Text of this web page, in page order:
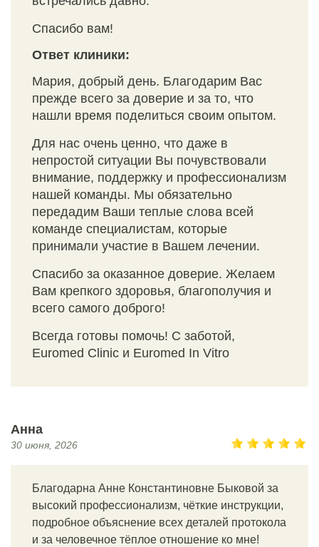
Спасибо вам!
Ответ клиники:
Мария, добрый день. Благодарим Вас
прежде всего за доверие и за то, что
нашли время поделиться своим опытом.
Для нас очень ценно, что даже в
непростой ситуации Вы почувствовали
внимание, поддержку и профессионализм
нашей команды. Мы обязательно
передадим Ваши теплые слова всей
команде специалистам, которые
принимали участие в Вашем лечении.
Спасибо за оказанное доверие. Желаем
Вам крепкого здоровья, благополучия и
всего самого доброго!
Всегда готовы помочь! С заботой,
Euromed Clinic и Euromed In Vitro
Анна
30 июня, 2026
Благодарна Анне Константиновне Быковой за
высокий профессионализм, чёткие инструкции,
подробное объяснение всех деталей протокола
и за человечное тёплое отношение ко мне!